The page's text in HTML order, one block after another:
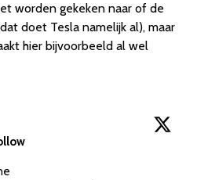
worden gekeken naar of de
doet Tesla namelijk al), maar
hier bijvoorbeeld al wel